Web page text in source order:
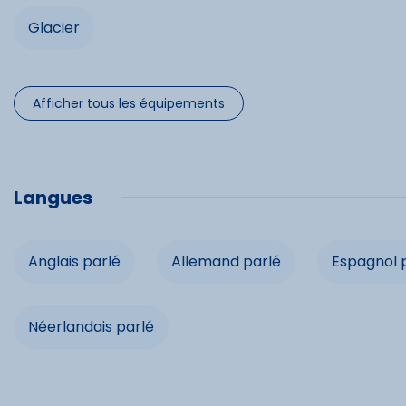
Glacier
Afficher tous les équipements
Cartes
Langues
Anglais parlé Allemand parlé Espagnol
Néerlandais parlé